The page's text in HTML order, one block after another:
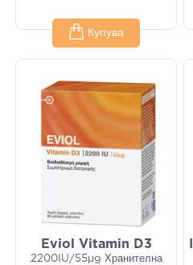
Купува
Eviol Vitamin D3
2200IU/55μg Хранителна